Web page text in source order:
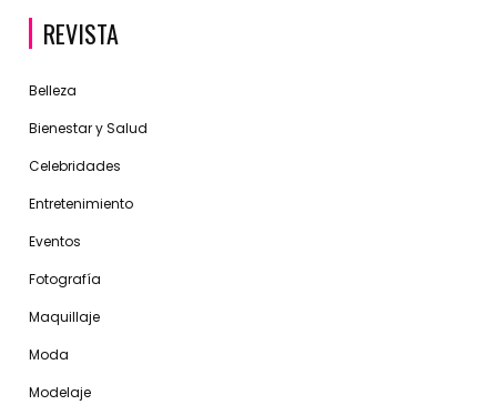
REVISTA
Belleza
Bienestar y Salud
Celebridades
Entretenimiento
Eventos
Fotografía
Maquillaje
Moda
Modelaje